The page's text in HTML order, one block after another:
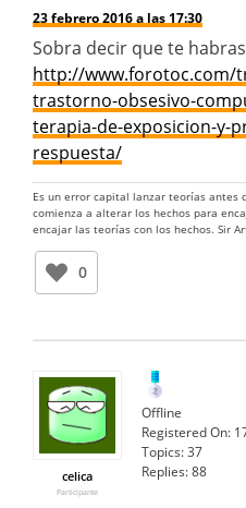
23 febrero 2016 a las 17:30
Sobra decir que te
http://www.forotoc.com/
trastorno-obsesivo-
terapia-de-exposicion-y-
respuesta/
Es un error capital lanzar teorías antes
comienza a alterar los hechos para
encajar las teorías con los hechos. Sir
0
celica
Participante
Offline
Registered On:
Topics:37
Replies:88